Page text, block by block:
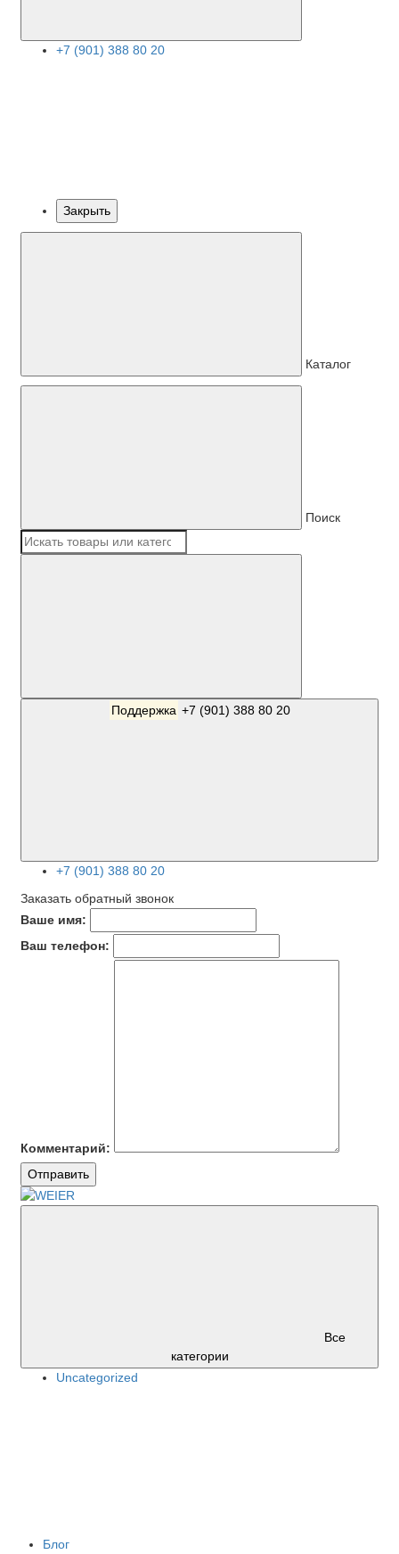
+7 (901) 388 80 20
Закрыть
Каталог
Поиск
Поддержка +7 (901) 388 80 20
+7 (901) 388 80 20
Заказать обратный звонок
Ваше имя:
Ваш телефон:
Комментарий:
Отправить
Все
категории
Uncategorized
Блог